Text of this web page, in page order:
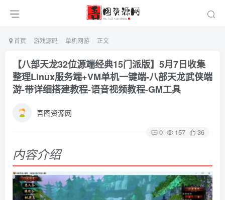
首页 游戏源码 单机网游 正文
【八部天龙32位源端经典15门派版】5月7日收集
整理Linux服务端+VM单机一键端-八部天龙武侠端
游-带详细搭建教程-语音视频教程-GM工具
吾图资源网
0 157 36
内容介绍